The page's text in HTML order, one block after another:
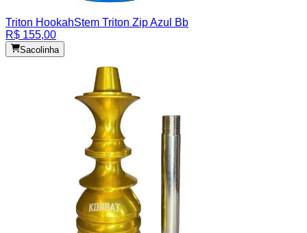
Triton HookahStem Triton Zip Azul Bb
R$ 155,00
Sacolinha